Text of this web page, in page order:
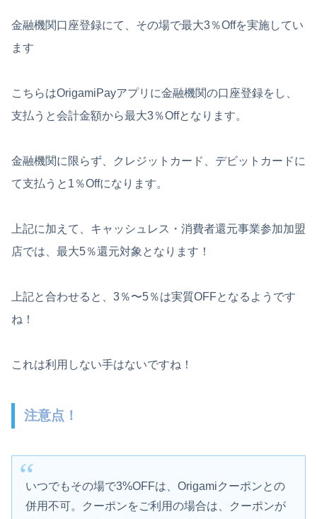
金融機関口座登録にて、その場で最大3％Offを実施してい
ます
こちらはOrigamiPayアプリに金融機関の口座登録をし、
支払うと会計金額から最大3％Offとなります。
金融機関に限らず、クレジットカード、デビットカードに
て支払うと1％Offになります。
上記に加えて、キャッシュレス・消費者還元事業参加加盟
店では、最大5％還元対象となります！
上記と合わせると、3％〜5％は実質OFFとなるようです
ね！
これは利用しない手はないですね！
注意点！
いつでもその場で3%OFFは、Origamiクーポンとの
併用不可。クーポンをご利用の場合は、クーポンが